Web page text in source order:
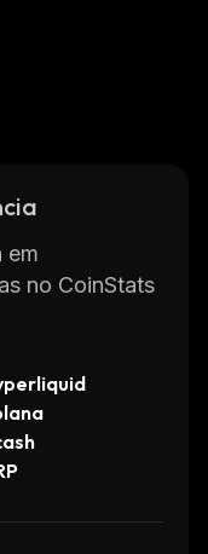
em
no CoinStats